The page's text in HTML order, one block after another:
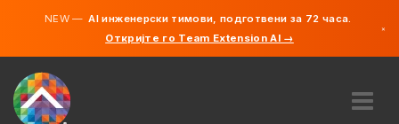
NEW —AI инженерски тимови, подготвени за 72 часа.
Откријте го Team Extension AI →
×